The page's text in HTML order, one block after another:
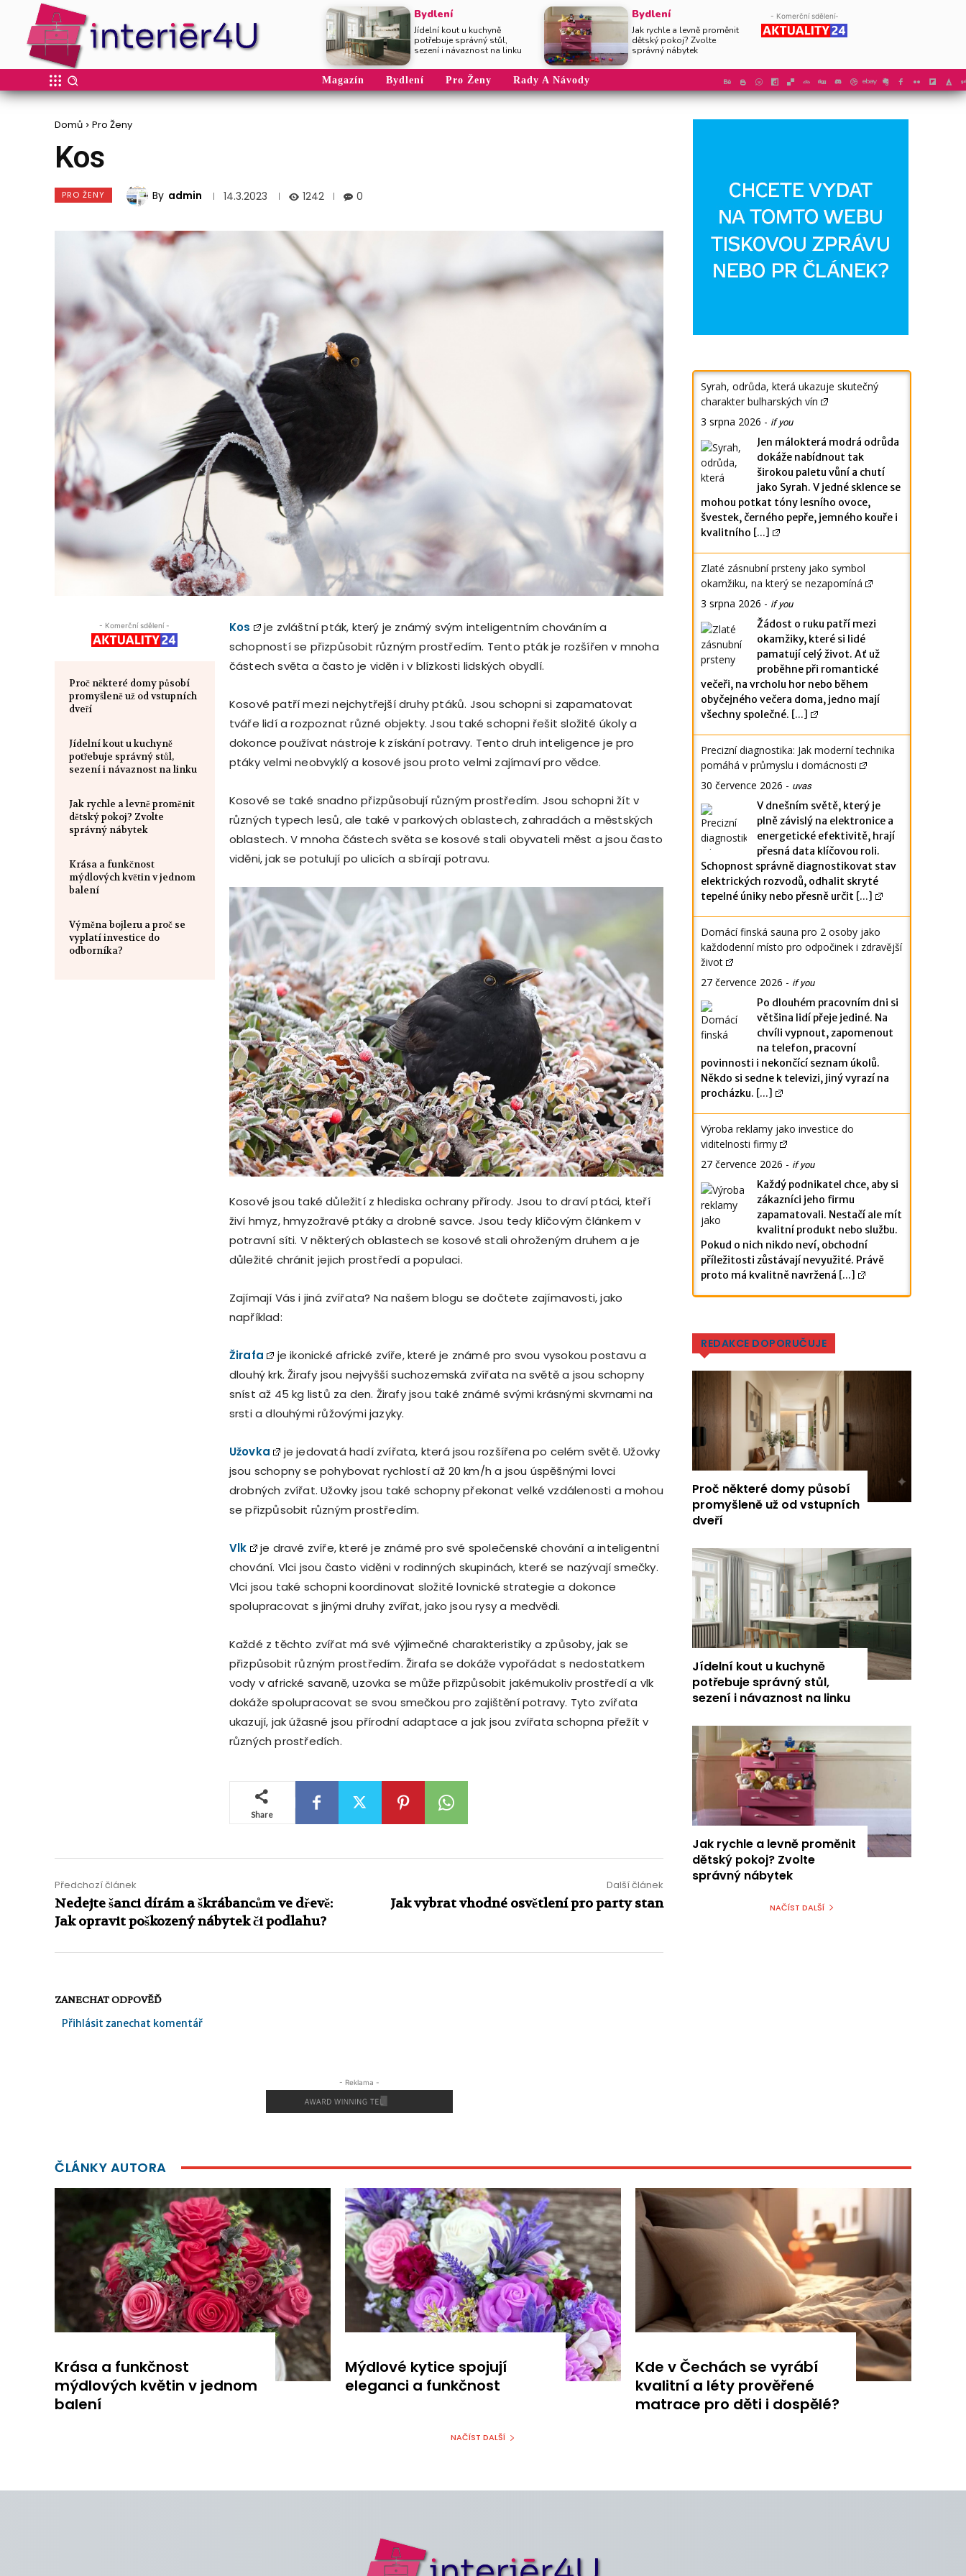
Bydlení
Jídelní kout u kuchyně
potřebuje správný stůl,
sezení i návaznost na linku
Bydlení
Jak rychle a levně proměnit
dětský pokoj? Zvolte
správný nábytek
- Komerční sdělení-
Magazín Bydlení Pro Ženy Rady A Návody
Domů Pro Ženy
Kos
PRO ŽENY By admin 14.3.2023 1242 0
- Komerční sdělení -
Proč některé domy působí
promyšleně už od vstupních
dveří
Jídelní kout u kuchyně
potřebuje správný stůl,
sezení i návaznost na linku
Jak rychle a levně proměnit
dětský pokoj? Zvolte
správný nábytek
Krása a funkčnost
mýdlových květin v jednom
balení
Výměna bojleru a proč se
vyplatí investice do
odborníka?
Kos
je zvláštní pták, který je známý svým inteligentním chováním a
schopností se přizpůsobit různým prostředím. Tento pták je rozšířen v mnoha
částech světa a často je viděn i v blízkosti lidských obydlí.
Kosové patří mezi nejchytřejší druhy ptáků. Jsou schopni si zapamatovat
tváře lidí a rozpoznat různé objekty. Jsou také schopni řešit složité úkoly a
dokonce používat nástroje k získání potravy. Tento druh inteligence je pro
ptáky velmi neobvyklý a kosové jsou proto velmi zajímaví pro vědce.
Kosové se také snadno přizpůsobují různým prostředím. Jsou schopni žít v
různých typech lesů, ale také v parkových oblastech, zahradách a městských
oblastech. V mnoha částech světa se kosové stali obyvateli měst a jsou často
viděni, jak se potulují po ulicích a sbírají potravu.
Kosové jsou také důležití z hlediska ochrany přírody. Jsou to draví ptáci, kteří
živí hmyz, hmyzožravé ptáky a drobné savce. Jsou tedy klíčovým článkem v
potravní síti. V některých oblastech se kosové stali ohroženým druhem a je
důležité chránit jejich prostředí a populaci.
Zajímají Vás i jiná zvířata? Na našem blogu se dočtete zajímavosti, jako
například:
Žirafa
je ikonické africké zvíře, které je známé pro svou vysokou postavu a
dlouhý krk. Žirafy jsou nejvyšší suchozemská zvířata na světě a jsou schopny
sníst až 45 kg listů za den. Žirafy jsou také známé svými krásnými skvrnami na
srsti a dlouhými růžovými jazyky.
Užovka
je jedovatá hadí zvířata, která jsou rozšířena po celém světě. Užovky
jsou schopny se pohybovat rychlostí až 20 km/h a jsou úspěšnými lovci
drobných zvířat. Užovky jsou také schopny překonat velké vzdálenosti a mohou
se přizpůsobit různým prostředím.
Vlk
je dravé zvíře, které je známé pro své společenské chování a inteligentní
chování. Vlci jsou často viděni v rodinných skupinách, které se nazývají smečky.
Vlci jsou také schopni koordinovat složité lovnické strategie a dokonce
spolupracovat s jinými druhy zvířat, jako jsou rysy a medvědi.
Každé z těchto zvířat má své výjimečné charakteristiky a způsoby, jak se
přizpůsobit různým prostředím. Žirafa se dokáže vypořádat s nedostatkem
vody v africké savaně, uzovka se může přizpůsobit jakémukoliv prostředí a vlk
dokáže spolupracovat se svou smečkou pro zajištění potravy. Tyto zvířata
ukazují, jak úžasné jsou přírodní adaptace a jak jsou zvířata schopna přežít v
různých prostředích.
Share
Předchozí článek
Nedejte šanci dírám a škrábancům ve dřevě:
Jak opravit poškozený nábytek či podlahu?
Další článek
Jak vybrat vhodné osvětlení pro party stan
ZANECHAT ODPOVĚĎ
Přihlásit zanechat komentář
- Reklama -
Syrah, odrůda, která ukazuje skutečný
charakter bulharských vín
3 srpna 2026 - if you
Jen málokterá modrá odrůda
dokáže nabídnout tak
širokou paletu vůní a chutí
jako Syrah. V jedné sklence se
mohou potkat tóny lesního ovoce,
švestek, černého pepře, jemného kouře i
kvalitního [...]
Zlaté zásnubní prsteny jako symbol
okamžiku, na který se nezapomíná
3 srpna 2026 - if you
Žádost o ruku patří mezi
okamžiky, které si lidé
pamatují celý život. Ať už
proběhne při romantické
večeři, na vrcholu hor nebo během
obyčejného večera doma, jedno mají
všechny společné. [...]
Precizní diagnostika: Jak moderní technika
pomáhá v průmyslu i domácnosti
30 července 2026 - uvas
V dnešním světě, který je
plně závislý na elektronice a
energetické efektivitě, hrají
přesná data klíčovou roli.
Schopnost správně diagnostikovat stav
elektrických rozvodů, odhalit skryté
tepelné úniky nebo přesně určit [...]
Domácí finská sauna pro 2 osoby jako
každodenní místo pro odpočinek i zdravější
život
27 července 2026 - if you
Po dlouhém pracovním dni si
většina lidí přeje jediné. Na
chvíli vypnout, zapomenout
na telefon, pracovní
povinnosti i nekončící seznam úkolů.
Někdo si sedne k televizi, jiný vyrazí na
procházku. [...]
Výroba reklamy jako investice do
viditelnosti firmy
27 července 2026 - if you
Každý podnikatel chce, aby si
zákazníci jeho firmu
zapamatovali. Nestačí ale mít
kvalitní produkt nebo službu.
Pokud o nich nikdo neví, obchodní
příležitosti zůstávají nevyužité. Právě
proto má kvalitně navržená [...]
REDAKCE DOPORUČUJE
Proč některé domy působí
promyšleně už od vstupních
dveří
Jídelní kout u kuchyně
potřebuje správný stůl,
sezení i návaznost na linku
Jak rychle a levně proměnit
dětský pokoj? Zvolte
správný nábytek
NAČÍST DALŠÍ
ČLÁNKY AUTORA
Krása a funkčnost
mýdlových květin v jednom
balení
Mýdlové kytice spojují
eleganci a funkčnost
Kde v Čechách se vyrábí
kvalitní a léty prověřené
matrace pro děti i dospělé?
NAČÍST DALŠÍ